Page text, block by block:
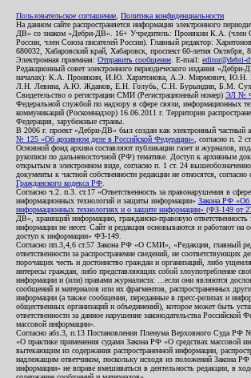
Пользовательское соглашение Политика конфиденциальности
На данном сайте распространяется информация электронного
ДВ» со знаком «Дебри-ДВ». 16+ Учредитель: Пронякин К.А. (член
России, член Союза писателей России). Главный редактор:
680032, Хабаровский край, Хабаровск, проспект 60-летия Октября,
Электронная приемная: Отправить сообщение . E-mail: editor@debri-
Редакционный совет электронного периодического издания
началах): К.А. Пронякин, И.Ю. Харитонова, А.Э. Мирмович, Ю.Н.
Л.Н. Левина, А.Ю. Жданов, Е.Н. Голубь, С.Н. Бурындин, Б.М.
Свидетельство о регистрации СМИ (Регистрационный номер) ЭЛ №
Федеральной службой по надзору в сфере связи, информационных
коммуникаций (Роскомнадзор) 16.06.2011 г. Территория
Федерация, зарубежные страны.
В 2006 г. проект «Дебри-ДВ» был создан как электронный частный
№ 125 «Об архивном деле в Российской Федерации» , согласно п. 2
Основной фонд архива составляют публикации газет и журналов,
рукописи по дальневосточной (РФ) тематике. Доступ к архивным
открытым в электронном виде, согласно п. 1 ст. 24
документы к частной собственности редакции не относятся,
Гражданского кодекса РФ
Согласно ч.2. п.3. ст.17 «Ответственность за правонарушения в
информационных технологий и защиты информации» Закона РФ «Об
информационных технологиях и о защите информации» (ФЗ-149 от
ДВ», хранящий информацию, гражданско-правовую ответственность
информации не несет. Сайт и редакция основываются и работают на
доступ к информации» ФЗ-149.
Согласно пп.3,4,6 ст.57 Закона РФ «О СМИ», «Редакция, главный
ответственности за распространение сведений, не соответствующих
порочащих честь и достоинство граждан и организаций, либо
интересы граждан, либо представляющих собой злоупотребление
информации и (или) правами журналиста: ...если они являются
сообщений и материалов или их фрагментов, распространенных
информации (а также сообщения, переданные в пресс-релизах и
общественных организаций и объединений), которое может быть
ответственности за данное нарушение законодательства Российской
массовой информации».
Согласно абз.3, п.13 Постановления Пленума Верховного Суда РФ
«О практике применения судами Закона РФ «О средствах массовой
вытекающим из содержания распространенной информации,
надлежащим ответчиком, поскольку исходя из положений Закона РФ
информации» не вправе вмешиваться в деятельность редакции, в